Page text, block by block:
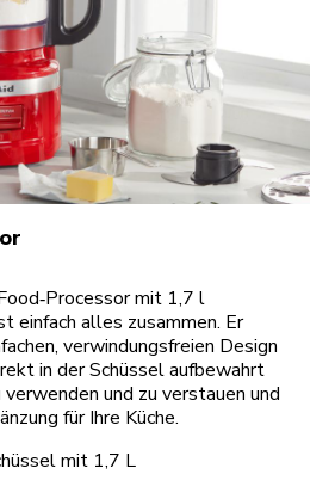
mit 1,7 l
einfach alles zusammen. Er
verwindungsfreien Design
in der Schüssel aufbewahrt
und zu verstauen und
für Ihre Küche.
mit 1,7 L